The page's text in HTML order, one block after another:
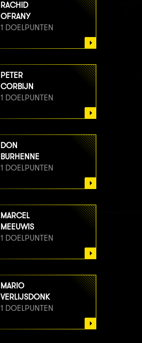
RACHID
OFRANY
1 DOELPUNTEN
PETER
CORBIJN
1 DOELPUNTEN
DON
BURHENNE
1 DOELPUNTEN
MARCEL
MEEUWIS
1 DOELPUNTEN
MARIO
VERLIJSDONK
1 DOELPUNTEN